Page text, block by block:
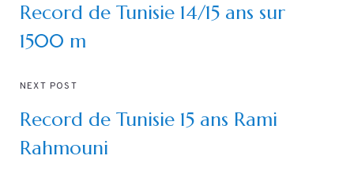
Record de Tunisie 14/15 ans sur
1500 m
NEXT POST
Record de Tunisie 15 ans Rami
Rahmouni